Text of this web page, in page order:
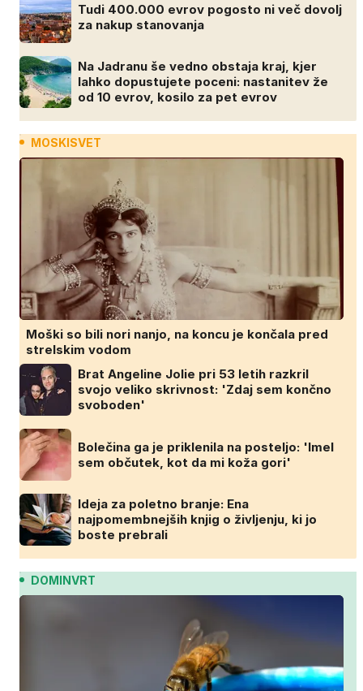
Tudi 400.000 evrov pogosto ni več dovolj
za nakup stanovanja
Na Jadranu še vedno obstaja kraj, kjer
lahko dopustujete poceni: nastanitev že
od 10 evrov, kosilo za pet evrov
MOSKISVET
Moški so bili nori nanjo, na koncu je končala pred
strelskim vodom
Brat Angeline Jolie pri 53 letih razkril
svojo veliko skrivnost: 'Zdaj sem končno
svoboden'
Bolečina ga je priklenila na posteljo: 'Imel
sem občutek, kot da mi koža gori'
Ideja za poletno branje: Ena
najpomembnejših knjig o življenju, ki jo
boste prebrali
DOMINVRT